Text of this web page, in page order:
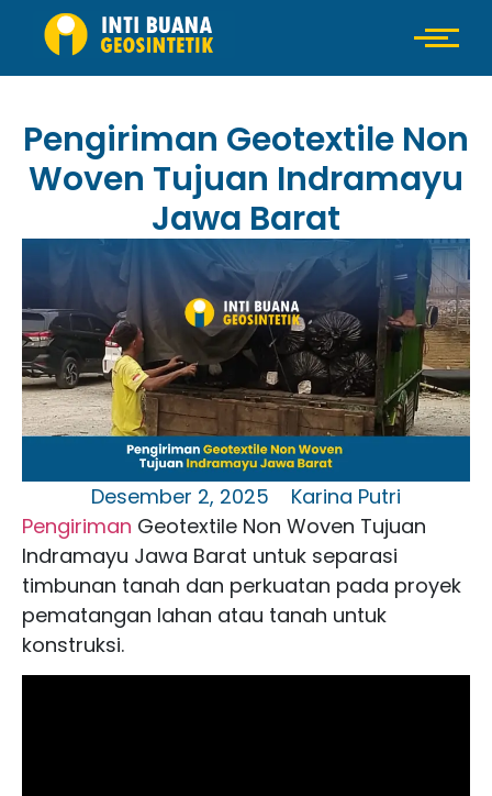
Pengiriman Geotextile Non
Woven Tujuan Indramayu
Jawa Barat
Desember 2, 2025
Karina Putri
Pengiriman Geotextile Non Woven Tujuan
Indramayu Jawa Barat untuk separasi
timbunan tanah dan perkuatan pada proyek
pematangan lahan atau tanah untuk
konstruksi.